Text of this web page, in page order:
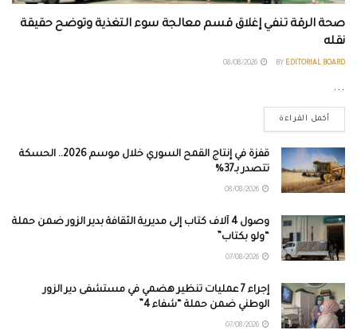
صحة الرقة تنفي إغلاق قسم معالجة سوء التغذية وتوضح حقيقة
نقله
BY EDITORIAL BOARD
...
أكمل القراءة
قفزة في إنتاج القمح السوري خلال موسم 2026.. الحسكة
تتصدر بـ37%
وصول 4 آلاف كتاب إلى مديرية الثقافة بدير الزور ضمن حملة
“ولو بكتاب”
إجراء 7 عمليات تنظير هضمي في مستشفى دير الزور
الوطني ضمن حملة “شفاء 4”